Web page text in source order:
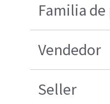
Familia
Vendedor
Seller